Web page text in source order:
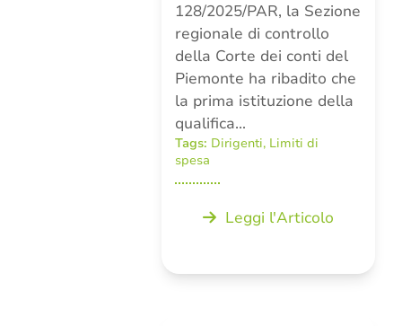
128/2025/PAR, la Sezione
regionale di controllo
della Corte dei conti del
Piemonte ha ribadito che
la prima istituzione della
qualifica…
Tags: Dirigenti, Limiti di
spesa
Leggi l'Articolo